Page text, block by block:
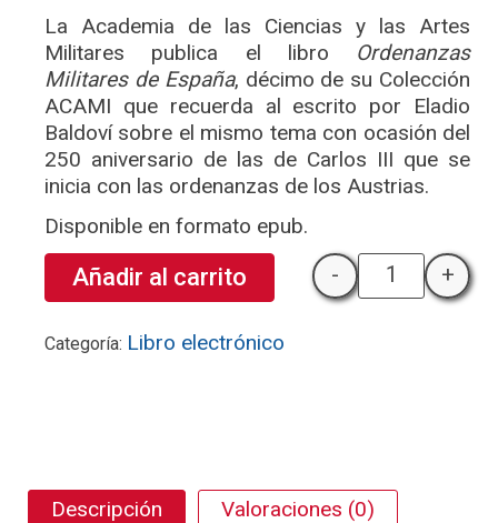
La Academia de las Ciencias y las Artes
Militares publica el libro Ordenanzas
Militares de España, décimo de su Colección
ACAMI que recuerda al escrito por Eladio
Baldoví sobre el mismo tema con ocasión del
250 aniversario de las de Carlos III que se
inicia con las ordenanzas de los Austrias.
Disponible en formato epub.
Ordenanzas
- +
Añadir al carrito
Categoría: Libro electrónico
Descripción Valoraciones (0)